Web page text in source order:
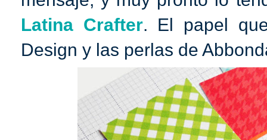
Latina Crafter. El papel
Design y las perlas de